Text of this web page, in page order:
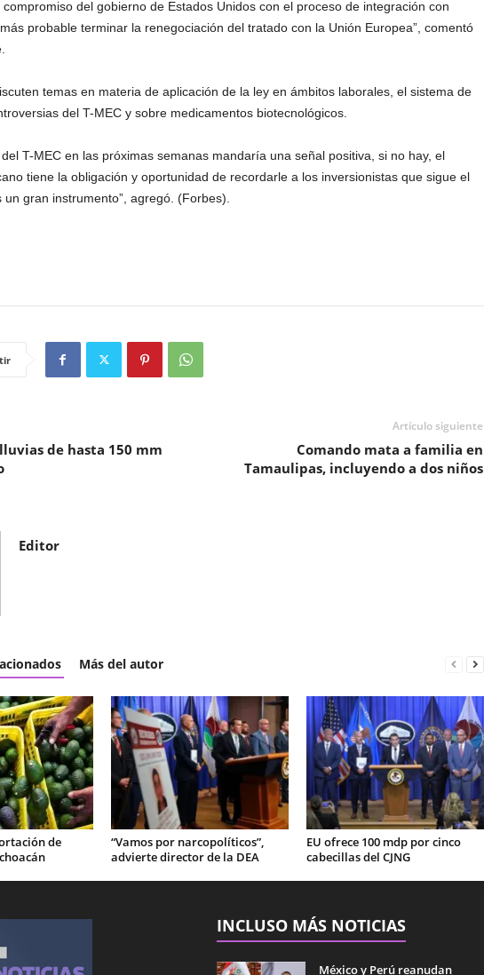
del gobierno de Estados Unidos con el proceso de integración con
probable terminar la renegociación del tratado con la Unión Europea”, comentó
temas en materia de aplicación de la ley en ámbitos laborales, el sistema de
del T-MEC y sobre medicamentos biotecnológicos.
T-MEC en las próximas semanas mandaría una señal positiva, si no hay, el
tiene la obligación y oportunidad de recordarle a los inversionistas que sigue el
un gran instrumento”, agregó. (Forbes).
de hasta 150 mm
Artículo siguiente
Comando mata a familia en
Tamaulipas, incluyendo a dos niños
Editor
Más del autor
de
“Vamos por narcopolíticos”,
advierte director de la DEA
EU ofrece 100 mdp por cinco
cabecillas del CJNG
INCLUSO MÁS NOTICIAS
México y Perú reanudan